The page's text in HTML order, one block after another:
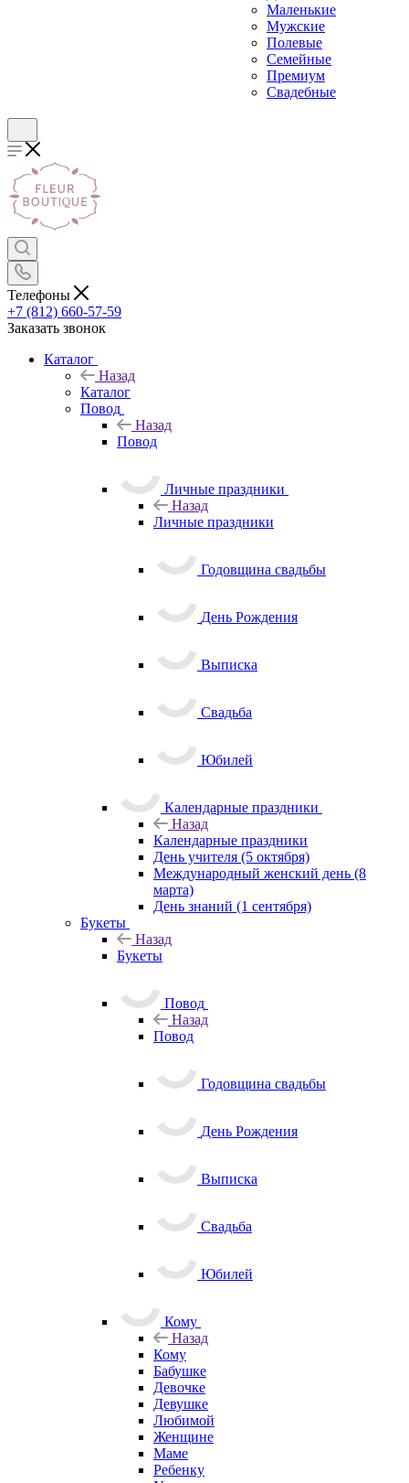
Маленькие
Мужские
Полевые
Семейные
Премиум
Свадебные
Телефоны
+7 (812) 660-57-59
Заказать звонок
Каталог
Назад
Каталог
Повод
Назад
Повод
Личные праздники
Назад
Личные праздники
Годовщина свадьбы
День Рождения
Выписка
Свадьба
Юбилей
Календарные праздники
Назад
Календарные праздники
День учителя (5 октября)
Международный женский день (8
марта)
День знаний (1 сентября)
Букеты
Назад
Букеты
Повод
Назад
Повод
Годовщина свадьбы
День Рождения
Выписка
Свадьба
Юбилей
Кому
Назад
Кому
Бабушке
Девочке
Девушке
Любимой
Женщине
Маме
Ребенку